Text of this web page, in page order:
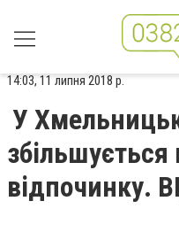
14:03, 11 липня 2018 р.
У
збільшується
відпочинку.